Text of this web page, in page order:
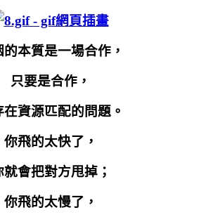
的本質是一場合作，
只要是合作，
在資源匹配的問題。
你飛的太快了，
就會把對方甩掉；
你飛的太慢了，